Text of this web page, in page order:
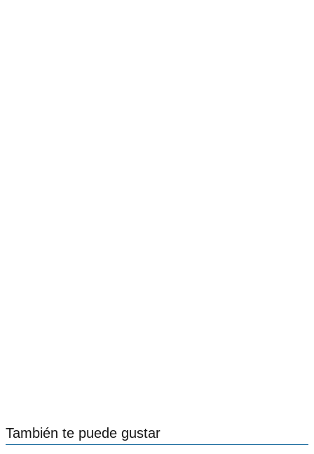
También te puede gustar